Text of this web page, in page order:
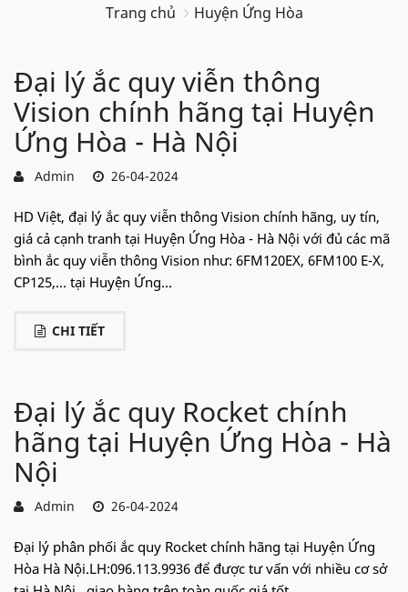
Trang chủ Huyện Ứng Hòa
Đại lý ắc quy viễn thông
Vision chính hãng tại Huyện
Ứng Hòa - Hà Nội
Admin 26-04-2024
HD Việt, đại lý ắc quy viễn thông Vision chính hãng, uy tín,
giá cả cạnh tranh tại Huyện Ứng Hòa - Hà Nội với đủ các mã
bình ắc quy viễn thông Vision như: 6FM120EX, 6FM100 E-X,
CP125,... tại Huyện Ứng...
CHI TIẾT
Đại lý ắc quy Rocket chính
hãng tại Huyện Ứng Hòa - Hà
Nội
Admin 26-04-2024
Đại lý phân phối ắc quy Rocket chính hãng tại Huyện Ứng
Hòa Hà Nội.LH:096.113.9936 để được tư vấn với nhiều cơ sở